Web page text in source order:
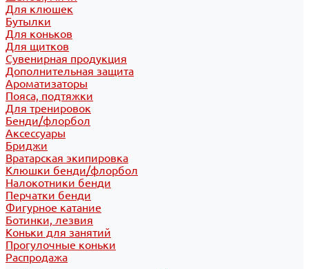
Для клюшек
Бутылки
Для коньков
Для щитков
Сувенирная продукция
Дополнительная защита
Ароматизаторы
Пояса, подтяжки
Для тренировок
Бенди/флорбол
Аксессуары
Бриджи
Вратарская экипировка
Клюшки бенди/флорбол
Налокотники бенди
Перчатки бенди
Фигурное катание
Ботинки, лезвия
Коньки для занятий
Прогулочные коньки
Распродажа